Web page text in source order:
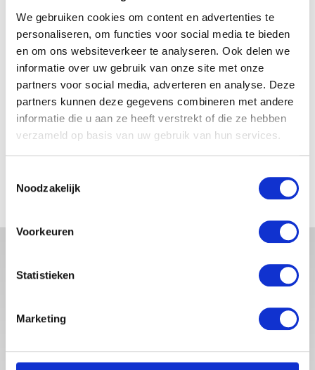
We gebruiken cookies om content en advertenties te
personaliseren, om functies voor social media te bieden
en om ons websiteverkeer te analyseren. Ook delen we
informatie over uw gebruik van onze site met onze
partners voor social media, adverteren en analyse. Deze
partners kunnen deze gegevens combineren met andere
informatie die u aan ze heeft verstrekt of die ze hebben
verzameld op basis van uw gebruik van hun services.
Noodzakelijk
Voorkeuren
Statistieken
Marketing
MAMA THIRZA VLOG: OP
VAKANTIE & TWEE ZIEKE
KINDEREN
MAMA CARMEN VLOG:
SCHOLEN ZIJN WEER
BEGONNEN & TANDEN BLEKEN